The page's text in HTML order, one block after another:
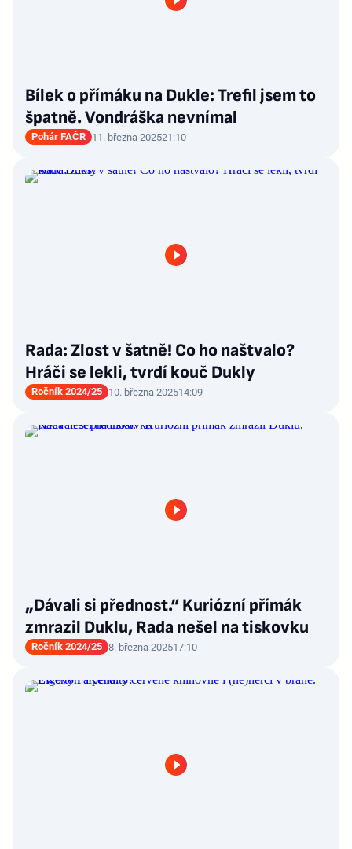
Bílek o přímáku na Dukle: Trefil jsem to
špatně. Vondráška nevnímal
Pohár FAČR 11. března 202521:10
Rada: Zlost v šatně! Co ho naštvalo?
Hráči se lekli, tvrdí kouč Dukly
Ročník 2024/25 10. března 202514:09
„Dávali si přednost.“ Kuriózní přímák
zmrazil Duklu, Rada nešel na tiskovku
Ročník 2024/25 8. března 202517:10